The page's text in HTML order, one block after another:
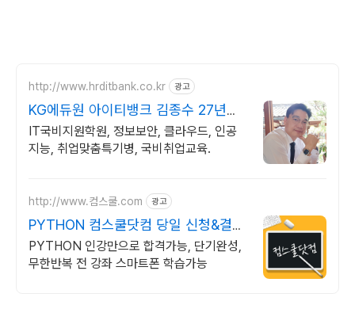
http://www.hrditbank.co.kr 광고
KG에듀원 아이티뱅크 김종수 27년경
력전문가 IT취업상담
IT국비지원학원, 정보보안, 클라우드, 인공
지능, 취업맞춤특기병, 국비취업교육.
http://www.컴스쿨.com 광고
PYTHON 컴스쿨닷컴 당일 신청&결제
시 기프티콘!
PYTHON 인강만으로 합격가능, 단기완성,
무한반복 전 강좌 스마트폰 학습가능